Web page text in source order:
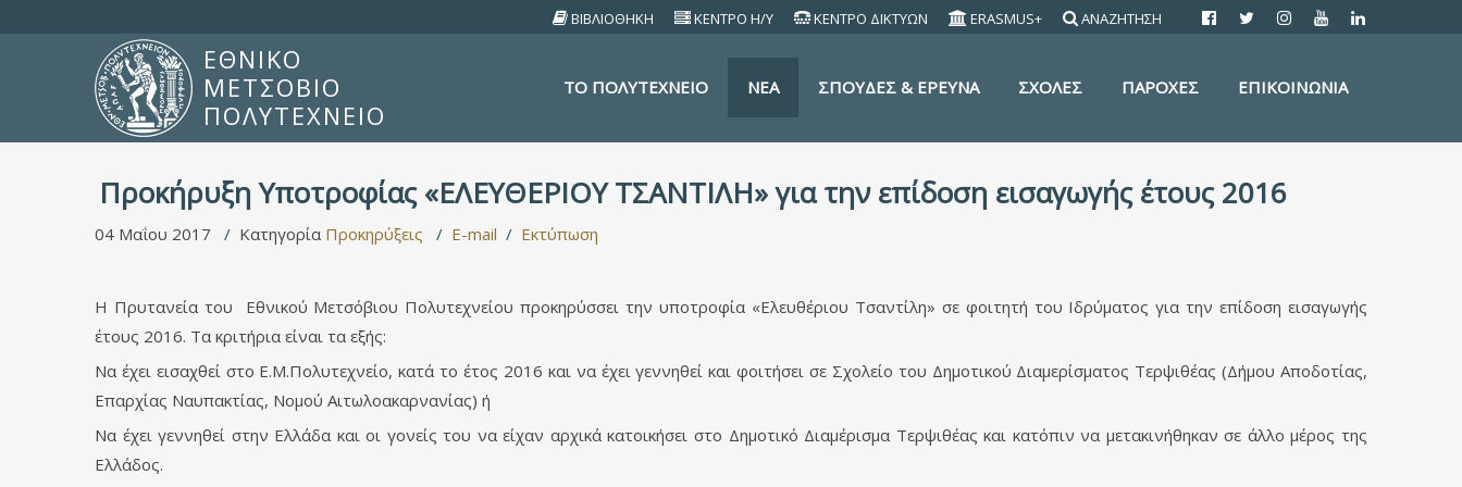
ΒΙΒΛΙΟΘΗΚΗ ΚΕΝΤΡΟ Η/Υ ΚΕΝΤΡΟ ΔΙΚΤΥΩΝ ERASMUS+ ΑΝΑΖΗΤΗΣΗ
ΕΘΝΙΚΟ
ΜΕΤΣΟΒΙΟ
ΠΟΛΥΤΕΧΝΕΙΟ
TO ΠΟΛΥΤΕΧΝΕΙΟ ΝΕΑ ΣΠΟΥΔΕΣ & ΕΡΕΥΝΑ ΣΧΟΛΕΣ ΠΑΡΟΧΕΣ ΕΠΙΚΟΙΝΩΝΙΑ
Προκήρυξη Υποτροφίας «ΕΛΕΥΘΕΡΙΟΥ ΤΣΑΝΤΙΛΗ» για την επίδοση εισαγωγής έτους 2016
04 Μαΐου 2017 Κατηγορία Προκηρύξεις E-mail Εκτύπωση
Η Πρυτανεία του Εθνικού Μετσόβιου Πολυτεχνείου προκηρύσσει την υποτροφία «Ελευθέριου Τσαντίλη» σε φοιτητή του Ιδρύματος για την επίδοση εισαγωγής
έτους 2016. Τα κριτήρια είναι τα εξής:
Να έχει εισαχθεί στο Ε.Μ.Πολυτεχνείο, κατά το έτος 2016 και να έχει γεννηθεί και φοιτήσει σε Σχολείο του Δημοτικού Διαμερίσματος Τερψιθέας (Δήμου Αποδοτίας,
Επαρχίας Ναυπακτίας, Νομού Αιτωλοακαρνανίας) ή
Να έχει γεννηθεί στην Ελλάδα και οι γονείς του να είχαν αρχικά κατοικήσει στο Δημοτικό Διαμέρισμα Τερψιθέας και κατόπιν να μετακινήθηκαν σε άλλο μέρος της
Ελλάδος.